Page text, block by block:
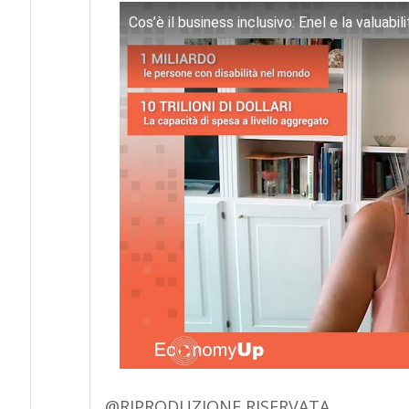
Cos’è il business inclusivo: Enel e la